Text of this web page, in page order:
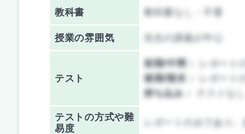
教科書 教科書なし・不要
授業の雰囲気 先生の講義が中心
テスト
前期/中間：
レポート
後期/期末：
レポート
持ち込み：
テストの方式や難
易度
レポートのみであり